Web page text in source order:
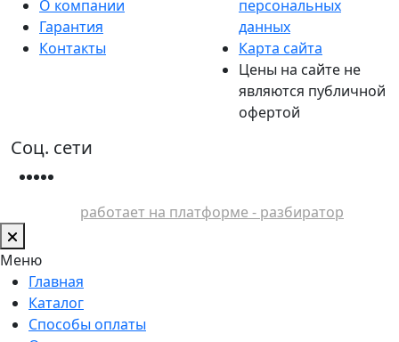
О компании
Гарантия
Контакты
персональных
данных
Карта сайта
Цены на сайте не
являются публичной
офертой
Соц. сети
работает на платформе - разбиратор
Меню
Главная
Каталог
Способы оплаты